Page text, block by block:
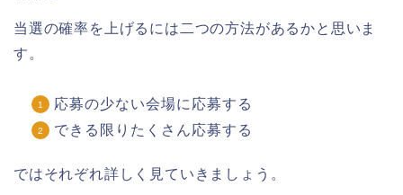
当選の確率を上げるには二つの方法があるかと思いま
す。
応募の少ない会場に応募する
できる限りたくさん応募する
ではそれぞれ詳しく見ていきましょう。